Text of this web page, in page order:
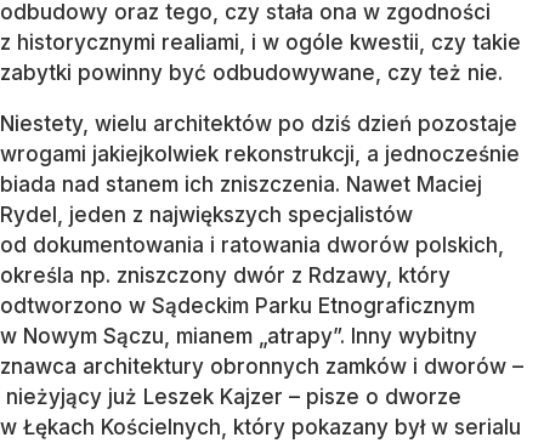
odbudowy oraz tego, czy stała ona w zgodności
z historycznymi realiami, i w ogóle kwestii, czy takie
zabytki powinny być odbudowywane, czy też nie.
Niestety, wielu architektów po dziś dzień pozostaje
wrogami jakiejkolwiek rekonstrukcji, a jednocześnie
biada nad stanem ich zniszczenia. Nawet Maciej
Rydel, jeden z największych specjalistów
od dokumentowania i ratowania dworów polskich,
określa np. zniszczony dwór z Rdzawy, który
odtworzono w Sądeckim Parku Etnograficznym
w Nowym Sączu, mianem „atrapy”. Inny wybitny
znawca architektury obronnych zamków i dworów –
nieżyjący już Leszek Kajzer – pisze o dworze
w Łękach Kościelnych, który pokazany był w serialu